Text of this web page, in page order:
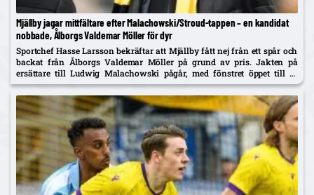
Mjällby jagar mittfältare efter Malachowski/Stroud-tappen – en kandidat
nobbade, Ålborgs Valdemar Möller för dyr
Sportchef Hasse Larsson bekräftar att Mjällby fått nej från ett spår och
backat från Ålborgs Valdemar Möller på grund av pris. Jakten på
ersättare till Ludwig Malachowski pågår, med fönstret öppet till 31
augusti.